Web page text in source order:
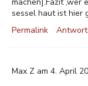
sessel haut ist hier
Permalink
Max Z am 4. April